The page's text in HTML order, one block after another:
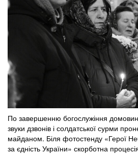
По завершенню богослужіння
звуки дзвонів і солдатської сурми
майданом. Біля фотостенду «Герої
за єдність України» скорботна